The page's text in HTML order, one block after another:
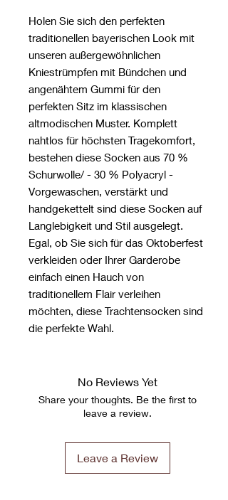
Holen Sie sich den perfekten
traditionellen bayerischen Look mit
unseren außergewöhnlichen
Kniestrümpfen mit Bündchen und
angenähtem Gummi für den
perfekten Sitz im klassischen
altmodischen Muster. Komplett
nahtlos für höchsten Tragekomfort,
bestehen diese Socken aus 70 %
Schurwolle/ - 30 % Polyacryl -
Vorgewaschen, verstärkt und
handgekettelt sind diese Socken auf
Langlebigkeit und Stil ausgelegt.
Egal, ob Sie sich für das Oktoberfest
verkleiden oder Ihrer Garderobe
einfach einen Hauch von
traditionellem Flair verleihen
möchten, diese Trachtensocken sind
die perfekte Wahl.
No Reviews Yet
Share your thoughts. Be the first to
leave a review.
Leave a Review